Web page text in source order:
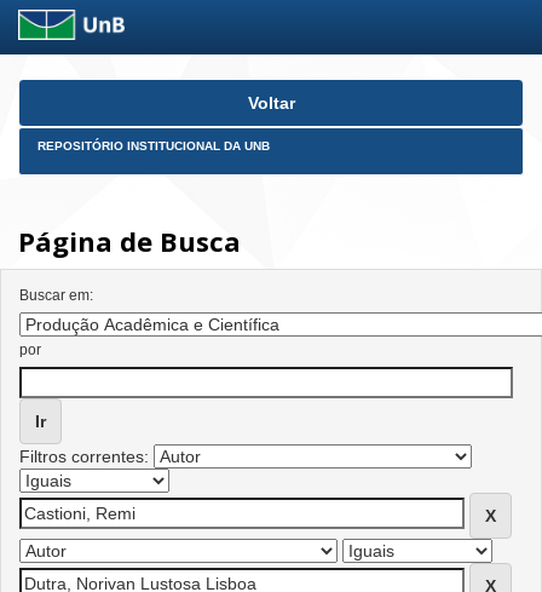
Skip
Voltar
REPOSITÓRIO INSTITUCIONAL DA UNB
Página de Busca
Buscar em:
por
Filtros correntes: